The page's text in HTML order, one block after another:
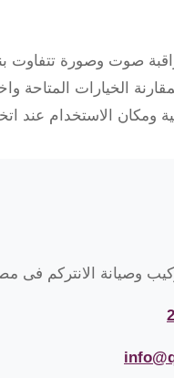
صوت وصورة تتفاوت
الخيارات المتاحة
ومكان الاستخدام عند
وصيانة الانتركم فى